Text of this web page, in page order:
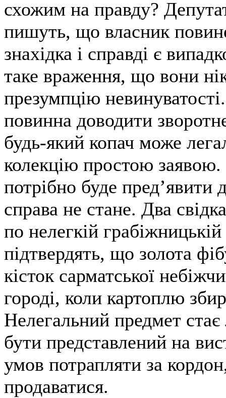
схожим на правду?
пишуть, що власник
знахідка і справді є
таке враження, що вони
презумпцію
повинна доводити
будь-який копач може
колекцію простою
потрібно буде пред’явити
справа не стане. Два
по нелегкій
підтвердять, що золота
кісток сарматської
городі, коли картоплю
Нелегальний предмет
бути представлений на
умов потрапляти за
продаватися.